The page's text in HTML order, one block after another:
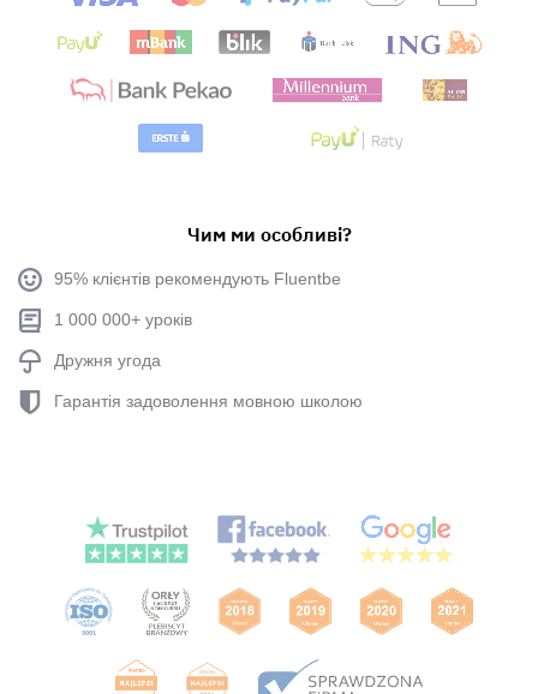
Чим ми особливі?
95% клієнтів рекомендують Fluentbe
1 000 000+ уроків
Дружня угода
Гарантія задоволення мовною школою